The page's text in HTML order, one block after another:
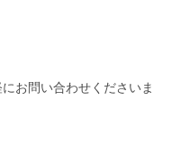
お問い合わせくださいま